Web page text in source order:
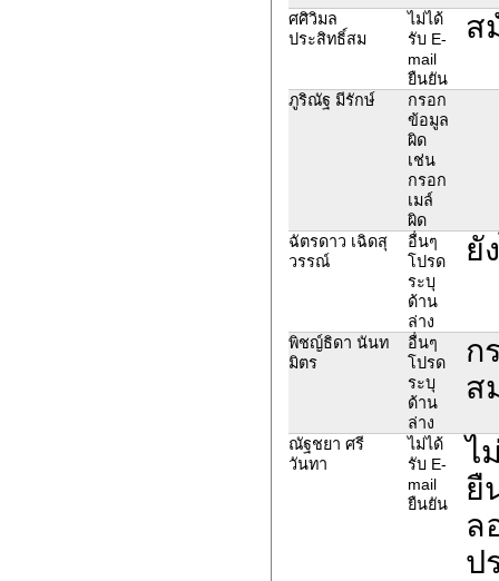
ศศิวิมล
ประสิทธิ์สม
ไม่ได้
รับ E-
mail
ยืนยัน
ส
ภูริณัฐ มีรักษ์
กรอก
ข้อมูล
ผิด
เช่น
กรอก
เมล์
ผิด
ฉัตรดาว เฉิดสุ
วรรณ์
อื่นๆ
โปรด
ระบุ
ด้าน
ล่าง
ยั
พิชญ์ธิดา นันท
มิตร
อื่นๆ
โปรด
ระบุ
ด้าน
ล่าง
ก
ส
ณัฐชยา ศรี
วันทา
ไม่ได้
รับ E-
mail
ยืนยัน
ไ
ยื
ล
ป